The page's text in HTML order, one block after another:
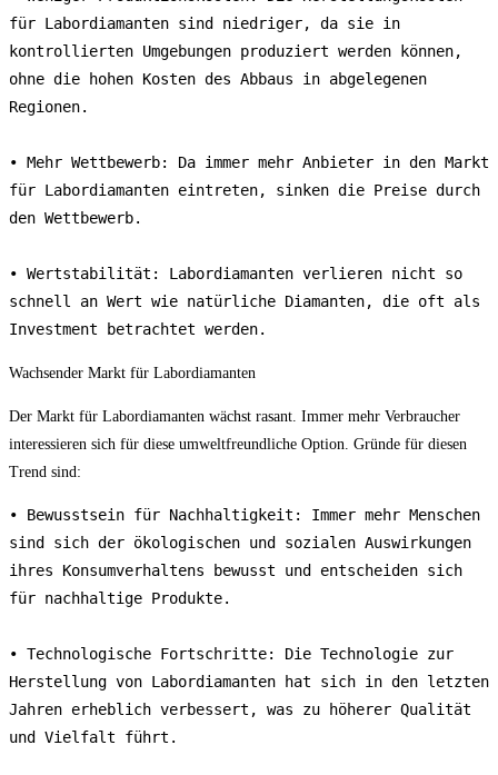
für Labordiamanten sind niedriger, da sie in
kontrollierten Umgebungen produziert werden können,
ohne die hohen Kosten des Abbaus in abgelegenen
Regionen.
• Mehr Wettbewerb: Da immer mehr Anbieter in den Markt
für Labordiamanten eintreten, sinken die Preise durch
den Wettbewerb.
• Wertstabilität: Labordiamanten verlieren nicht so
schnell an Wert wie natürliche Diamanten, die oft als
Investment betrachtet werden.
Wachsender Markt für Labordiamanten
Der Markt für Labordiamanten wächst rasant. Immer mehr Verbraucher
interessieren sich für diese umweltfreundliche Option. Gründe für diesen
Trend sind:
• Bewusstsein für Nachhaltigkeit: Immer mehr Menschen
sind sich der ökologischen und sozialen Auswirkungen
ihres Konsumverhaltens bewusst und entscheiden sich
für nachhaltige Produkte.
• Technologische Fortschritte: Die Technologie zur
Herstellung von Labordiamanten hat sich in den letzten
Jahren erheblich verbessert, was zu höherer Qualität
und Vielfalt führt.